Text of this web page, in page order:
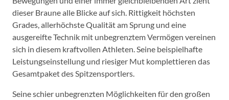
dieser Braune alle Blicke auf sich. Rittigkeit höchsten
Grades, allerhöchste Qualität am Sprung und eine
ausgereifte Technik mit unbegrenztem Vermögen vereinen
sich in diesem kraftvollen Athleten. Seine beispielhafte
Leistungseinstellung und riesiger Mut komplettieren das
Gesamtpaket des Spitzensportlers.
Seine schier unbegrenzten Möglichkeiten für den großen